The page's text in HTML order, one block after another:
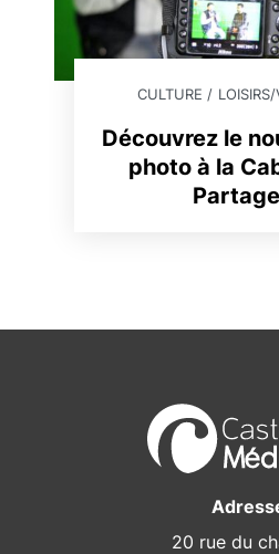
CULTURE / LOISIRS/
Découvrez le
photo à la
20 rue du